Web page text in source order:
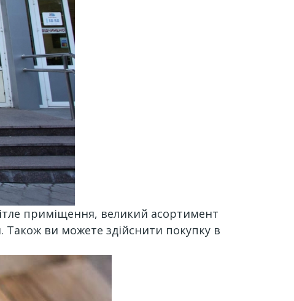
приміщення, великий асортимент
Також ви можете здійснити покупку в